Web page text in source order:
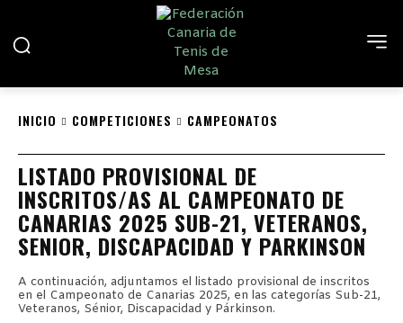
INICIO COMPETICIONES CAMPEONATOS
LISTADO PROVISIONAL DE
INSCRITOS/AS AL CAMPEONATO DE
CANARIAS 2025 SUB-21, VETERANOS,
SENIOR, DISCAPACIDAD Y PARKINSON
A continuación, adjuntamos el listado provisional de inscritos
en el Campeonato de Canarias 2025, en las categorías Sub-21,
Veteranos, Sénior, Discapacidad y Párkinson.